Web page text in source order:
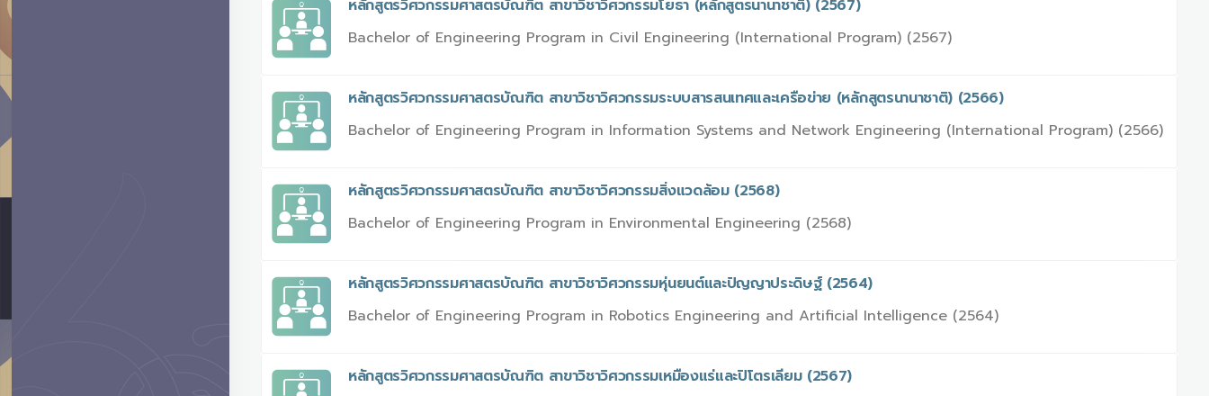
หลักสูตรวิศวกรรมศาสตรบัณฑิต สาขาวิชาวิศวกรรมโยธา (หลักสูตรนานาชาติ) (2567)
Bachelor of Engineering Program in Civil Engineering (International Program) (2567)
หลักสูตรวิศวกรรมศาสตรบัณฑิต สาขาวิชาวิศวกรรมระบบสารสนเทศและเครือข่าย (หลักสูตรนานาชาติ) (2566)
Bachelor of Engineering Program in Information Systems and Network Engineering (International Program) (2566)
หลักสูตรวิศวกรรมศาสตรบัณฑิต สาขาวิชาวิศวกรรมสิ่งแวดล้อม (2568)
Bachelor of Engineering Program in Environmental Engineering (2568)
หลักสูตรวิศวกรรมศาสตรบัณฑิต สาขาวิชาวิศวกรรมหุ่นยนต์และปัญญาประดิษฐ์ (2564)
Bachelor of Engineering Program in Robotics Engineering and Artificial Intelligence (2564)
หลักสูตรวิศวกรรมศาสตรบัณฑิต สาขาวิชาวิศวกรรมเหมืองแร่และปิโตรเลียม (2567)